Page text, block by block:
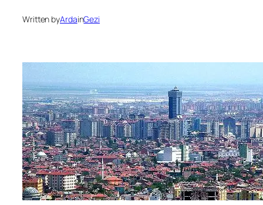
Written byArdainGezi